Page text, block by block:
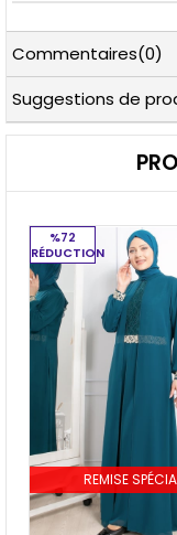
Commentaires(0)
Suggestions de
%72
RÉDUCTION
REMISE